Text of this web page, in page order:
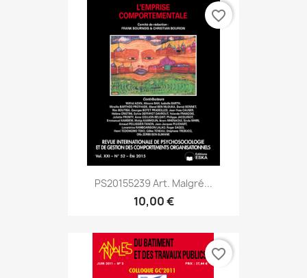
PS20155239 Art. Malgré...
10,00 €
favorite_border
favorite_border